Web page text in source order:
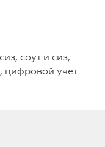
соут и сиз,
цифровой учет